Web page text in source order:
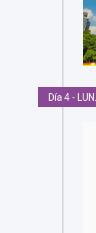
Día 4 - LUN.